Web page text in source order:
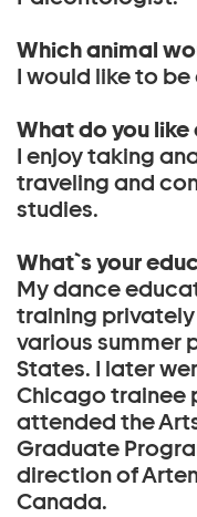
Which animal
I would like to
What do you
I enjoy taking
traveling and
studies.
What`s your
My dance
training
various summer
States. I later
Chicago trainee
attended the
Graduate
direction of
Canada.